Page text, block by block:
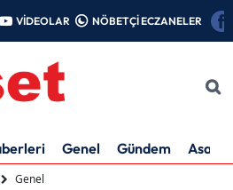
VİDEOLAR NÖBETÇİ ECZANELER
Genel Gündem Asayiş
Genel